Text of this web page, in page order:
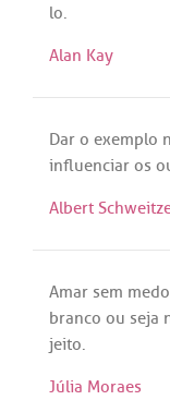
lo.
Alan Kay
Dar o exemplo
influenciar os
Albert
Amar sem medo
branco ou seja
jeito.
Júlia Moraes